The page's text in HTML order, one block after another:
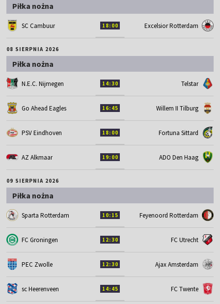
Piłka nożna
SC Cambuur 18:00 Excelsior Rotterdam
08 SIERPNIA 2026
Piłka nożna
N.E.C. Nijmegen 14:30 Telstar
Go Ahead Eagles 16:45 Willem II Tilburg
PSV Eindhoven 18:00 Fortuna Sittard
AZ Alkmaar 19:00 ADO Den Haag
09 SIERPNIA 2026
Piłka nożna
Sparta Rotterdam 10:15 Feyenoord Rotterdam
FC Groningen 12:30 FC Utrecht
PEC Zwolle 12:30 Ajax Amsterdam
sc Heerenveen 14:45 FC Twente